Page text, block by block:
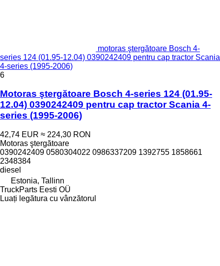
motoras ştergătoare Bosch 4-
series 124 (01.95-12.04) 0390242409 pentru cap tractor Scania
4-series (1995-2006)
6
Motoras ştergătoare Bosch 4-series 124 (01.95-
12.04) 0390242409 pentru cap tractor Scania 4-
series (1995-2006)
42,74 EUR ≈ 224,30 RON
Motoras ştergătoare
0390242409 0580304022 0986337209 1392755 1858661
2348384
diesel
Estonia, Tallinn
TruckParts Eesti OÜ
Luați legătura cu vânzătorul